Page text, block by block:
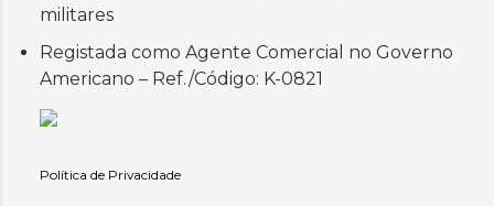
militares
Registada como Agente Comercial no Governo
Americano – Ref./Código: K-0821
Política de Privacidade